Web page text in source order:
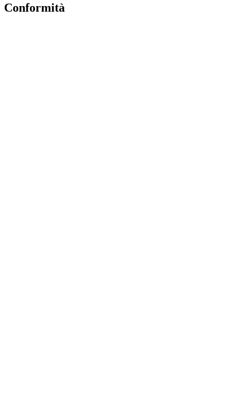
Conformità